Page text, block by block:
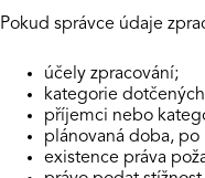
Pokud správce údaje
účely zpracování;
kategorie
příjemci nebo
plánovaná doba,
existence práva